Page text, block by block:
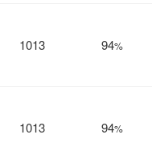
1013 94%
1013 94%